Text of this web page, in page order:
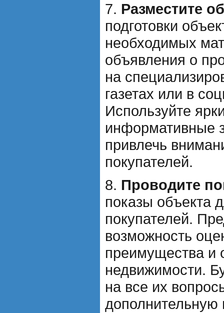
7. Разместите
подготовки
необходимых
объявления о
на
газетах или в
Используйте
информативные
привлечь
покупателей.
8. Проводите
показы объекта
покупателей.
возможность
преимущества и
недвижимости.
на все их